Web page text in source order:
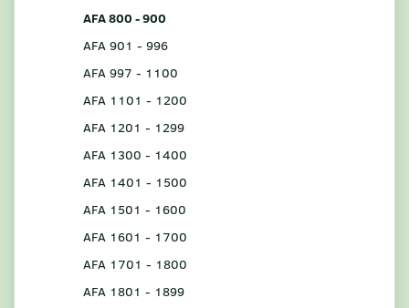
AFA 800 - 900
AFA 901 - 996
AFA 997 - 1100
AFA 1101 - 1200
AFA 1201 - 1299
AFA 1300 - 1400
AFA 1401 - 1500
AFA 1501 - 1600
AFA 1601 - 1700
AFA 1701 - 1800
AFA 1801 - 1899